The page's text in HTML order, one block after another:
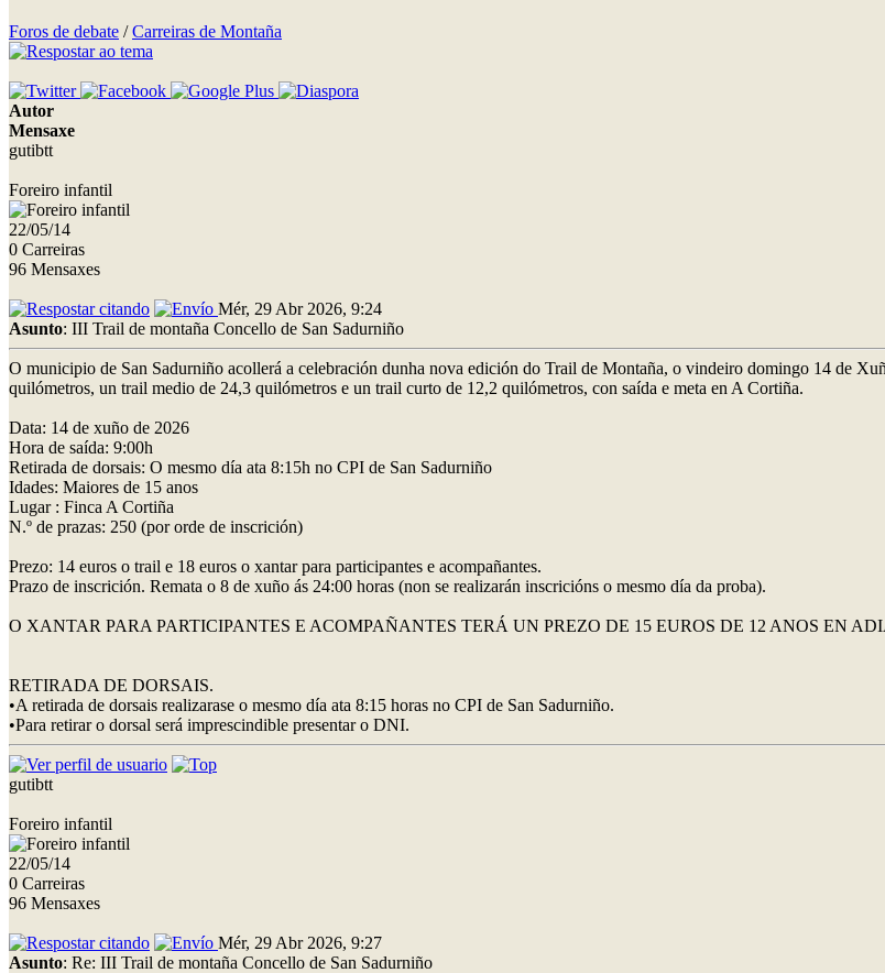
Foros de debate /Carreiras de Montaña
Autor
Mensaxe
gutibtt
Foreiro infantil
22/05/14
0 Carreiras
96 Mensaxes
Mér, 29 Abr 2026, 9:24
Asunto: III Trail de montaña Concello de San Sadurniño
O municipio de San Sadurniño acollerá a celebración dunha nova edición do Trail de Montaña, o vindeiro domingo 14 de
quilómetros, un trail medio de 24,3 quilómetros e un trail curto de 12,2 quilómetros, con saída e meta en A Cortiña.
Data: 14 de xuño de 2026
Hora de saída: 9:00h
Retirada de dorsais: O mesmo día ata 8:15h no CPI de San Sadurniño
Idades: Maiores de 15 anos
Lugar : Finca A Cortiña
N.º de prazas: 250 (por orde de inscrición)
Prezo: 14 euros o trail e 18 euros o xantar para participantes e acompañantes.
Prazo de inscrición. Remata o 8 de xuño ás 24:00 horas (non se realizarán inscricións o mesmo día da proba).
O XANTAR PARA PARTICIPANTES E ACOMPAÑANTES TERÁ UN PREZO DE 15 EUROS DE 12 ANOS EN
RETIRADA DE DORSAIS.
•A retirada de dorsais realizarase o mesmo día ata 8:15 horas no CPI de San Sadurniño.
•Para retirar o dorsal será imprescindible presentar o DNI.
gutibtt
Foreiro infantil
22/05/14
0 Carreiras
96 Mensaxes
Mér, 29 Abr 2026, 9:27
Asunto: Re: III Trail de montaña Concello de San Sadurniño